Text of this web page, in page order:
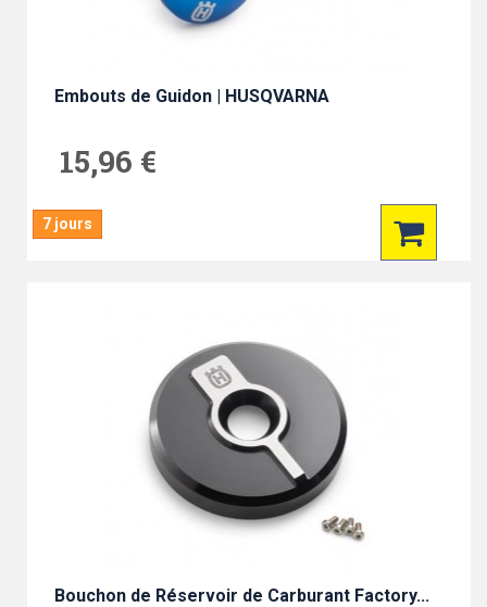
Embouts de Guidon | HUSQVARNA
15,96 €
7 jours
Bouchon de Réservoir de Carburant Factory...